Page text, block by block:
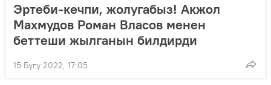
Эртеби-кечпи, жолугабыз! Акжол
Махмудов Роман Власов менен
беттеши жылганын билдирди
15 Бугу 2022, 17:05